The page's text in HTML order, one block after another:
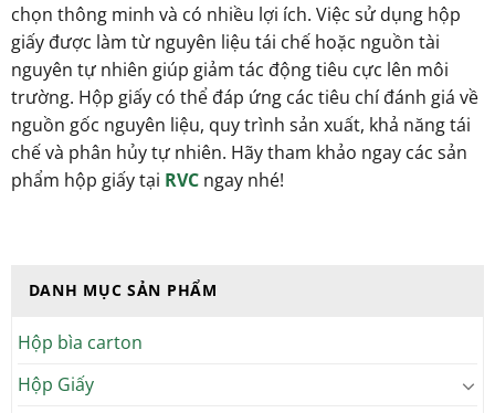
chọn thông minh và có nhiều lợi ích. Việc sử dụng hộp
giấy được làm từ nguyên liệu tái chế hoặc nguồn tài
nguyên tự nhiên giúp giảm tác động tiêu cực lên môi
trường. Hộp giấy có thể đáp ứng các tiêu chí đánh giá về
nguồn gốc nguyên liệu, quy trình sản xuất, khả năng tái
chế và phân hủy tự nhiên. Hãy tham khảo ngay các sản
phẩm hộp giấy tại RVCngay nhé!
DANH MỤC SẢN PHẨM
Hộp bìa carton
Hộp Giấy